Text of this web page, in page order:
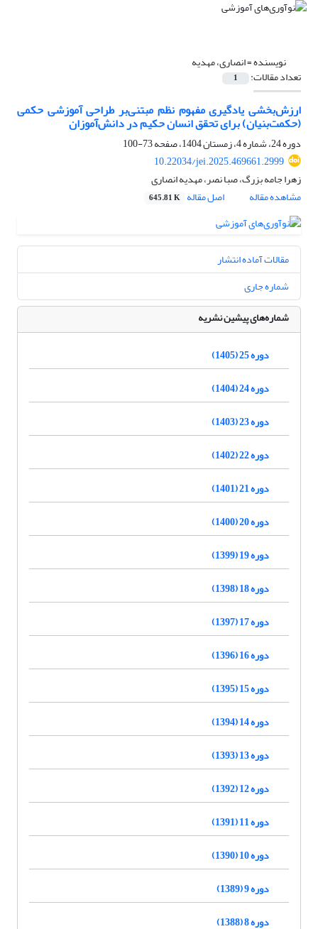
نویسنده =انصاری، مهدیه
تعداد مقالات: 1
ارزش‌بخشی یادگیری مفهوم نظم مبتنی‌بر طراحی آموزشی حکمی
(حکمت‌بنیان) برای تحقق انسان حکیم در دانش‌آموزان
دوره 24، شماره 4، زمستان 1404، صفحه
73-100
10.22034/jei.2025.469661.2999
زهرا جامه بزرگ، صبا نصر، مهدیه انصاری
مشاهده مقاله
اصل مقاله 645.81 K
مقالات آماده انتشار
شماره جاری
شماره‌های پیشین نشریه
دوره 25 (1405)
دوره 24 (1404)
دوره 23 (1403)
دوره 22 (1402)
دوره 21 (1401)
دوره 20 (1400)
دوره 19 (1399)
دوره 18 (1398)
دوره 17 (1397)
دوره 16 (1396)
دوره 15 (1395)
دوره 14 (1394)
دوره 13 (1393)
دوره 12 (1392)
دوره 11 (1391)
دوره 10 (1390)
دوره 9 (1389)
دوره 8 (1388)